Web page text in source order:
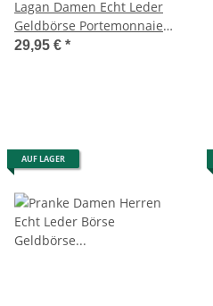
Lagan Damen Echt Leder
Geldbörse Portemonnaie
Geldbeutel Brieftasche
29,95 € *
AUF LAGER